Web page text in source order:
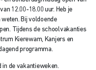
12.00-18.00 uur. Heb je
Bij voldoende
Tijdens de schoolvakanties
Kierewam, Kanjers en
programma.
in de vakantieweken.